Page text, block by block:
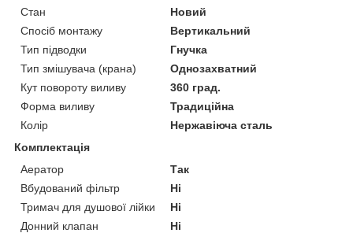
Стан
Новий
Спосіб монтажу
Вертикальний
Тип підводки
Гнучка
Тип змішувача (крана)
Однозахватний
Кут повороту виливу
360 град.
Форма виливу
Традиційна
Колір
Нержавіюча сталь
Комплектація
Аератор
Так
Вбудований фільтр
Ні
Тримач для душової лійки
Ні
Донний клапан
Ні